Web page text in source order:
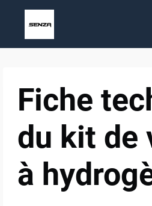
Fiche
du kit de
à